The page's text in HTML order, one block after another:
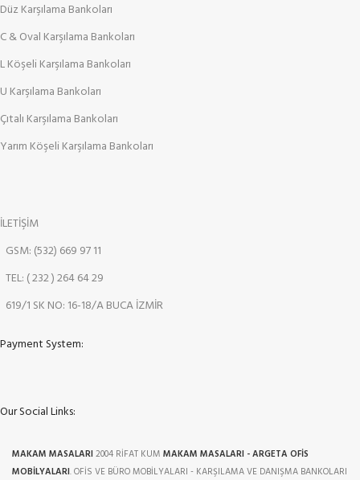
Düz Karşılama Bankoları
C & Oval Karşılama Bankoları
L Köşeli Karşılama Bankoları
U Karşılama Bankoları
Çıtalı Karşılama Bankoları
Yarım Köşeli Karşılama Bankoları
İLETİŞİM
GSM: (532) 669 97 11
TEL: ( 232 ) 264 64 29
619/1 SK NO: 16-18/A BUCA İZMİR
Payment System:
Our Social Links:
MAKAM MASALARI 2004 RİFAT KUM MAKAM MASALARI - ARGETA OFİS
MOBİLYALARI. OFİS VE BÜRO MOBİLYALARI - KARŞILAMA VE DANIŞMA BANKOLARI